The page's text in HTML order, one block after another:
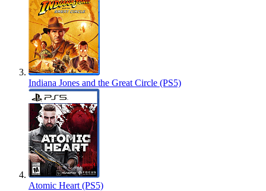
Indiana Jones and the Great Circle (PS5)
Atomic Heart (PS5)